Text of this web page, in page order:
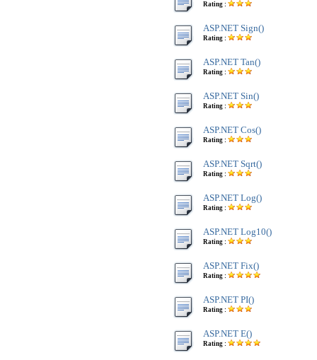
Rating :
ASP.NET Sign()
Rating :
ASP.NET Tan()
Rating :
ASP.NET Sin()
Rating :
ASP.NET Cos()
Rating :
ASP.NET Sqrt()
Rating :
ASP.NET Log()
Rating :
ASP.NET Log10()
Rating :
ASP.NET Fix()
Rating :
ASP.NET PI()
Rating :
ASP.NET E()
Rating :